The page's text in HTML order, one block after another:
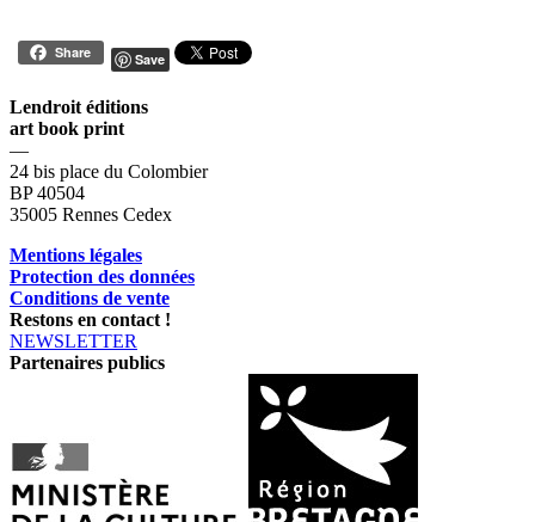
Share Save
Lendroit éditions
art book print
—
24 bis place du Colombier
BP 40504
35005 Rennes Cedex
Mentions légales
Protection des données
Conditions de vente
Restons en contact !
NEWSLETTER
Partenaires publics